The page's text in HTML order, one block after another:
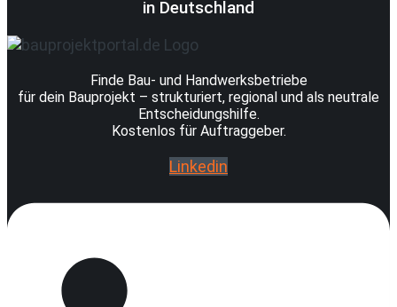
in Deutschland
Finde Bau- und Handwerksbetriebe
für dein Bauprojekt – strukturiert, regional und als neutrale
Entscheidungshilfe.
Kostenlos für Auftraggeber.
Linkedin